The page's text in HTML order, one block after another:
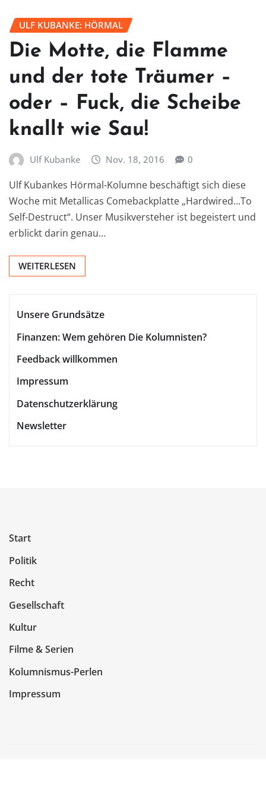
ULF KUBANKE: HÖRMAL
Die Motte, die Flamme
und der tote Träumer –
oder – Fuck, die Scheibe
knallt wie Sau!
Ulf Kubanke Nov. 18, 2016 0
Ulf Kubankes Hörmal-Kolumne beschäftigt sich diese
Woche mit Metallicas Comebackplatte „Hardwired...To
Self-Destruct“. Unser Musikversteher ist begeistert und
erblickt darin genau…
WEITERLESEN
Unsere Grundsätze
Finanzen: Wem gehören Die Kolumnisten?
Feedback willkommen
Impressum
Datenschutzerklärung
Newsletter
Start
Politik
Recht
Gesellschaft
Kultur
Filme & Serien
Kolumnismus-Perlen
Impressum